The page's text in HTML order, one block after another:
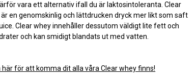
vara ett alternativ ifall du är laktosintoleranta. Clear
en genomskinlig och lättdrucken dryck mer likt som saft
Clear whey innehåller dessutom väldigt lite fett och
och kan smidigt blandats ut med vatten.
här för att komma dit alla våra Clear whey finns!